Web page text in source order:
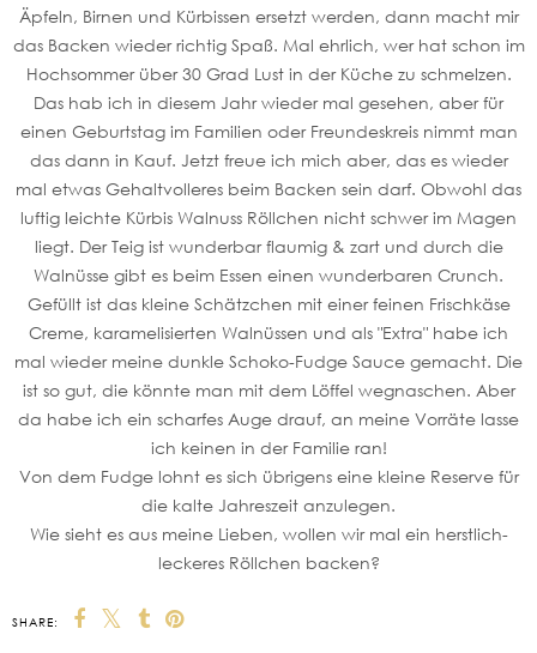
Äpfeln, Birnen und Kürbissen ersetzt werden, dann macht mir
das Backen wieder richtig Spaß. Mal ehrlich, wer hat schon im
Hochsommer über 30 Grad Lust in der Küche zu schmelzen.
Das hab ich in diesem Jahr wieder mal gesehen, aber für
einen Geburtstag im Familien oder Freundeskreis nimmt man
das dann in Kauf. Jetzt freue ich mich aber, das es wieder
mal etwas Gehaltvolleres beim Backen sein darf. Obwohl das
luftig leichte Kürbis Walnuss Röllchen nicht schwer im Magen
liegt. Der Teig ist wunderbar flaumig & zart und durch die
Walnüsse gibt es beim Essen einen wunderbaren Crunch.
Gefüllt ist das kleine Schätzchen mit einer feinen Frischkäse
Creme, karamelisierten Walnüssen und als "Extra" habe ich
mal wieder meine dunkle Schoko-Fudge Sauce gemacht. Die
ist so gut, die könnte man mit dem Löffel wegnaschen. Aber
da habe ich ein scharfes Auge drauf, an meine Vorräte lasse
ich keinen in der Familie ran!
Von dem Fudge lohnt es sich übrigens eine kleine Reserve für
die kalte Jahreszeit anzulegen.
Wie sieht es aus meine Lieben, wollen wir mal ein herstlich-
leckeres Röllchen backen?
SHARE: